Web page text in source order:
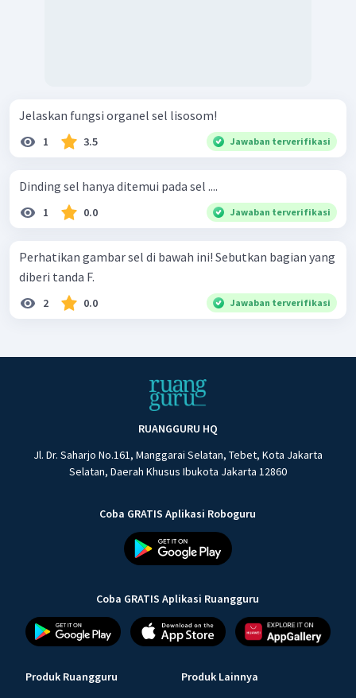
Jelaskan fungsi organel sel lisosom!
1 3.5 Jawaban terverifikasi
Dinding sel hanya ditemui pada sel ....
1 0.0 Jawaban terverifikasi
Perhatikan gambar sel di bawah ini! Sebutkan bagian yang
diberi tanda F.
2 0.0 Jawaban terverifikasi
RUANGGURU HQ
Jl. Dr. Saharjo No.161, Manggarai Selatan, Tebet, Kota Jakarta
Selatan, Daerah Khusus Ibukota Jakarta 12860
Coba GRATIS Aplikasi Roboguru
Coba GRATIS Aplikasi Ruangguru
Produk Ruangguru Produk Lainnya